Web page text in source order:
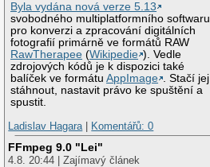
Byla vydána nová verze 5.13
svobodného multiplatformního softwaru
pro konverzi a zpracování digitálních
fotografií primárně ve formátů RAW
RawTherapee (Wikipedie ). Vedle
zdrojových kódů je k dispozici také
balíček ve formátuAppImage . Stačí jej
stáhnout, nastavit právo ke spuštění a
spustit.
Ladislav Hagara| Komentářů: 0
FFmpeg 9.0 "Lei"
4.8. 20:44 | Zajímavý článek